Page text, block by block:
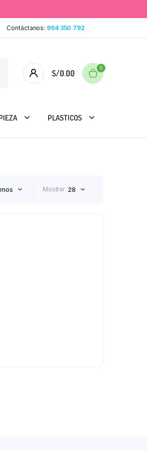
Contáctanos: 994 350 792
S/0.00
0
PLASTICOS
Mostrar 28